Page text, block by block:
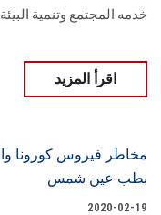
خدمه المجتمع وتنمية البيئة.
اقرأ المزيد
2020-02-19